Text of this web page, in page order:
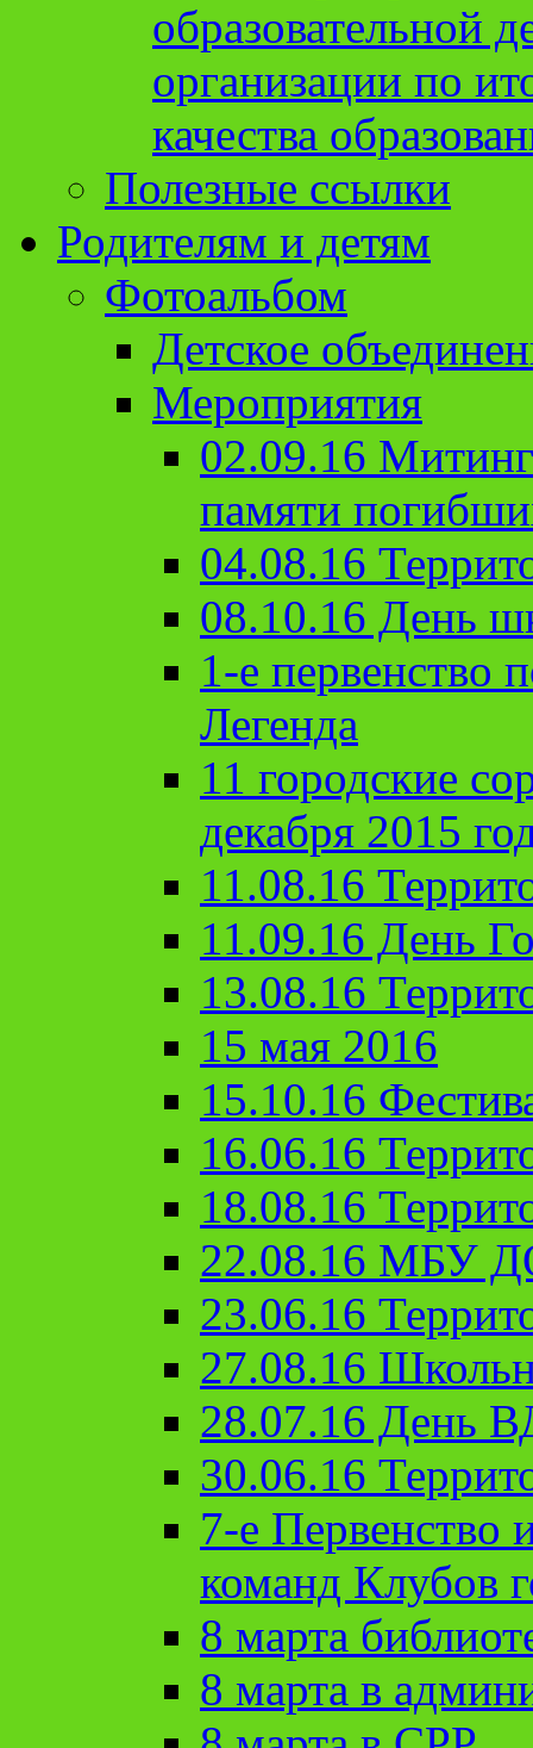
образовательной
организации по
качества
Полезные ссылки
Родителям и детям
Фотоальбом
Детское
Мероприятия
02.09.16
памяти
04.08.16
08.10.16 День
1-е первенство
Легенда
11 городские
декабря 2015
11.08.16
11.09.16 День
13.08.16
15 мая 2016
15.10.16
16.06.16
18.08.16
22.08.16 МБУ
23.06.16
27.08.16
28.07.16 День
30.06.16
7-е Первенство
команд Клубов
8 марта
8 марта в